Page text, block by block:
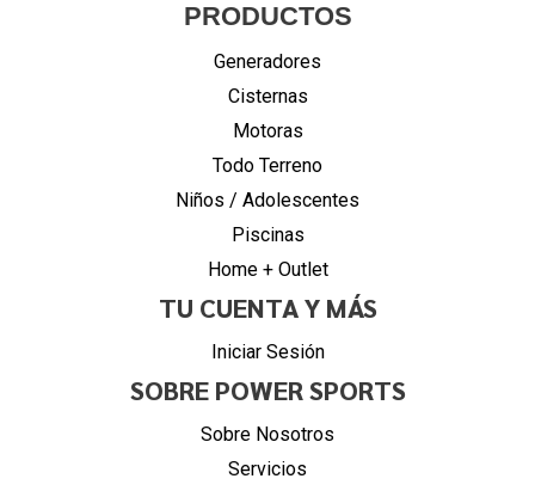
PRODUCTOS
Generadores
Cisternas
Motoras
Todo Terreno
Niños / Adolescentes
Piscinas
Home + Outlet
TU CUENTA Y MÁS
Iniciar Sesión
SOBRE POWER SPORTS
Sobre Nosotros
Servicios